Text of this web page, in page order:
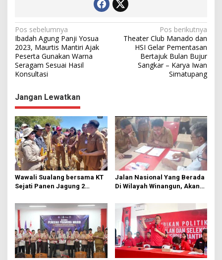
N
a
v
i
a
s
i
p
o
s
Pos sebelumnya
Ibadah Agung Panji Yosua
2023, Maurtis Mantiri Ajak
Peserta Gunakan Warna
Seragam Sesuai Hasil
Konsultasi
Pos berikutnya
Theater Club Manado dan
HSI Gelar Pementasan
Bertajuk Bulan Bujur
Sangkar – Karya Iwan
Simatupang
Jangan Lewatkan
Wawali Sualang bersama KT
Sejati Panen Jagung 2
Jalan Nasional Yang Berada
Di Wilayah Winangun, Akan